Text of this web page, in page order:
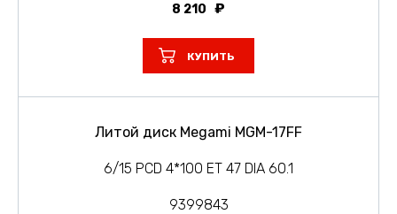
8 210
КУПИТЬ
Литой диск Megami MGM-17FF
6/15 PCD 4*100 ET 47 DIA 60.1
9399843